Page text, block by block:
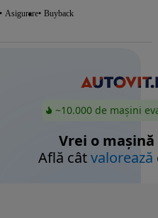
Asigurare Buyback
~10.000 de mașini
Vrei o mașină
Află câtvalorează